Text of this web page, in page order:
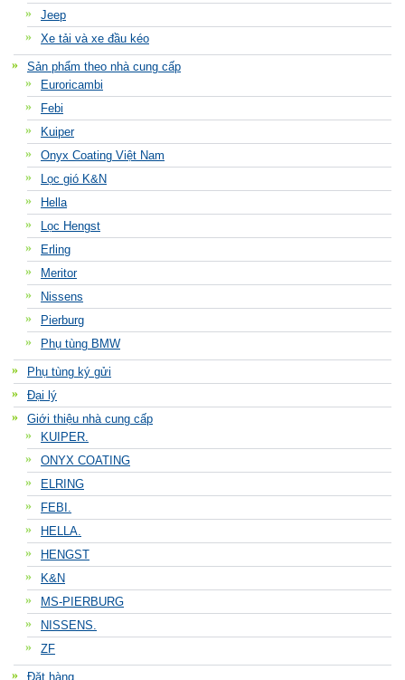
Jeep
Xe tải và xe đầu kéo
Sản phẩm theo nhà cung cấp
Euroricambi
Febi
Kuiper
Onyx Coating Việt Nam
Lọc gió K&N
Hella
Lọc Hengst
Erling
Meritor
Nissens
Pierburg
Phụ tùng BMW
Phụ tùng ký gửi
Đại lý
Giới thiệu nhà cung cấp
KUIPER.
ONYX COATING
ELRING
FEBI.
HELLA.
HENGST
K&N
MS-PIERBURG
NISSENS.
ZF
Đặt hàng